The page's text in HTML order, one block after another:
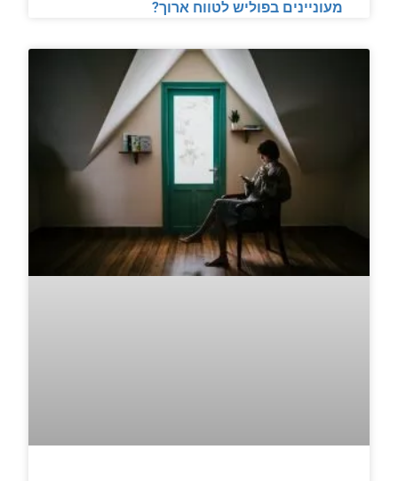
מעוניינים בפוליש לטווח ארוך?